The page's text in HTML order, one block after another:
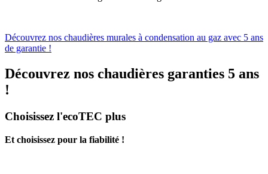
Découvrez nos chaudières murales à condensation au gaz avec 5 ans
de garantie !
Découvrez nos chaudières garanties 5 ans
!
Choisissez l'ecoTEC plus
Et choisissez pour la fiabilité !